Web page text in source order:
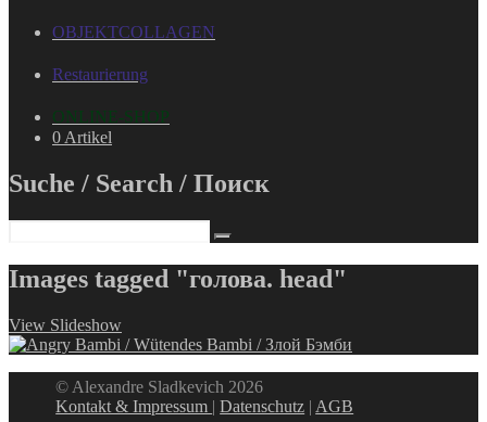
OBJEKTCOLLAGEN
Restaurierung
ONLINE-SHOP
0 Artikel
Suche / Search / Поиск
Images tagged "голова. head"
View Slideshow
© Alexandre Sladkevich 2026
Kontakt & Impressum |Datenschutz | AGB